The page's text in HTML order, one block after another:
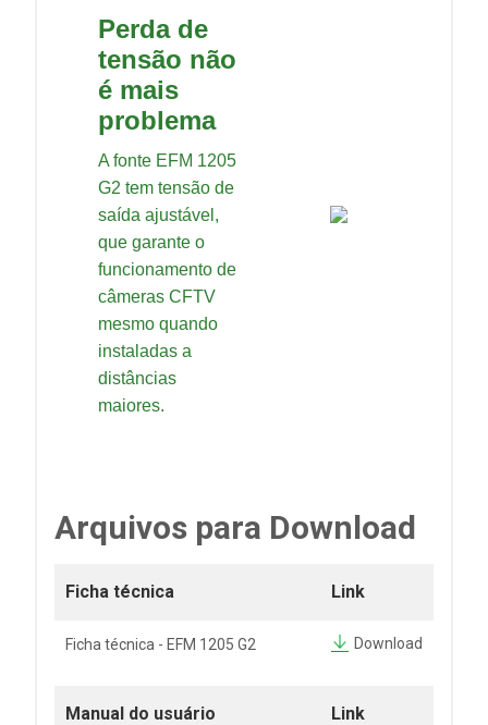
Perda de
tensão não
é mais
problema
A fonte EFM 1205
G2 tem tensão de
saída ajustável,
que garante o
funcionamento de
câmeras CFTV
mesmo quando
instaladas a
distâncias
maiores.
Arquivos para Download
Ficha técnica Link
Ficha técnica - EFM 1205 G2 Download
Manual do usuário Link